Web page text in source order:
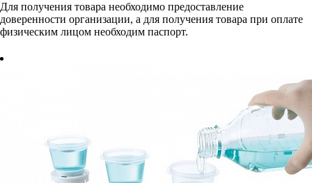
Для получения товара необходимо предоставление
доверенности организации, а для получения товара при оплате
физическим лицом необходим паспорт.